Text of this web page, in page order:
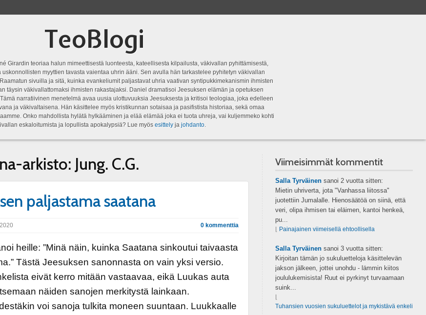
TeoBlogi
Girardin teoriaa halun mimeettisestä luonteesta, kateellisesta kilpailusta, väkivallan pyhittämisestä,
myyttien tavasta vaientaa uhrin ääni. Sen avulla hän tarkastelee pyhitetyn väkivallan
sivuilla ja sitä, kuinka evankeliumit paljastavat uhria vaativan syntipukkimekanismin ihmisten
täysin väkivallattomaksi ihmisten rakastajaksi. Daniel dramatisoi Jeesuksen elämän ja opetuksen
narratiivinen menetelmä avaa uusia ulottuvuuksia Jeesuksesta ja kritisoi teologiaa, joka edelleen
ja väkivaltaisena. Hän käsittelee myös kristikunnan sotaisaa ja pasifistista historiaa, sekä omaa
Onko mahdollista hylätä hylkääminen ja elää elämää joka ei tuota uhreja, vai kuljemmeko kohti
eskaloitumista ja lopullista apokalypsiä? Lue myös esittelyja johdanto.
arkisto: Jung. C.G.
paljastama saatana
0 kommenttia
heille: ”Minä näin, kuinka Saatana sinkoutui taivaasta
Tästä Jeesuksen sanonnasta on vain yksi versio.
eivät kerro mitään vastaavaa, eikä Luukas auta
näiden sanojen merkitystä lainkaan.
voi sanoja tulkita moneen suuntaan. Luukkaalle
Viimeisimmät kommentit
Salla Tyrväinensanoi 2 vuotta sitten:
Mietin uhriverta, jota "Vanhassa liitossa"
juotettiin Jumalalle. Hienosäätöä on siinä, että
veri, olipa ihmisen tai eläimen, kantoi henkeä,
pu...
Painajainen viimeisellä ehtoollisella
Salla Tyrväinensanoi 3 vuotta sitten:
Kirjoitan tämän jo sukuluetteloja käsittelevän
jakson jälkeen, jottei unohdu - lämmin kiitos
joululukemisista! Ruut ei pyrkinyt turvaamaan
suink...
Tuhansien vuosien sukuluettelot ja mykistävä enkeli